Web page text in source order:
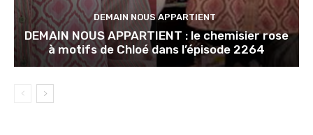
DEMAIN NOUS APPARTIENT
DEMAIN NOUS APPARTIENT : le chemisier rose
à motifs de Chloé dans l’épisode 2264